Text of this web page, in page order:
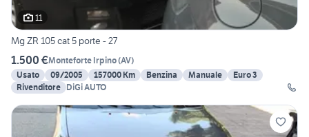
11
Mg ZR 105 cat 5 porte - 27
1.500 €Monteforte Irpino(AV)
Usato
09/2005 157000 Km Benzina Manuale
Euro 3
Rivenditore DiGi AUTO